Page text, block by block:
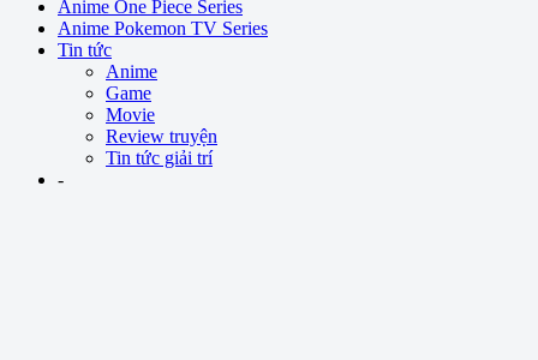
Anime One Piece Series
Anime Pokemon TV Series
Tin tức
Anime
Game
Movie
Review truyện
Tin tức giải trí
-